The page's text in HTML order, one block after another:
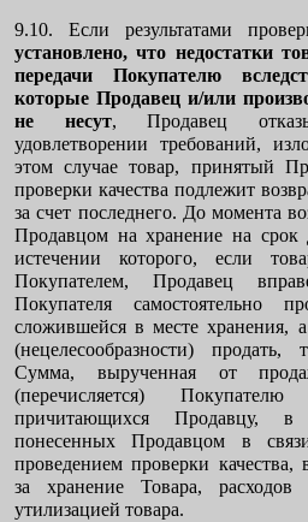
9.10. Если результатами
установлено, что недостатки
передачи Покупателю
которые Продавец и/или
не несут, Продавец
удовлетворении требований,
этом случае товар, принятый
проверки качества подлежит
за счет последнего. До момента
Продавцом на хранение на
истечении которого, если
Покупателем, Продавец
Покупателя самостоятельно
сложившейся в месте хранения,
(нецелесообразности) продать,
Сумма, вырученная от
(перечисляется)
причитающихся Продавцу,
понесенных Продавцом в
проведением проверки качества,
за хранение Товара,
утилизацией товара.